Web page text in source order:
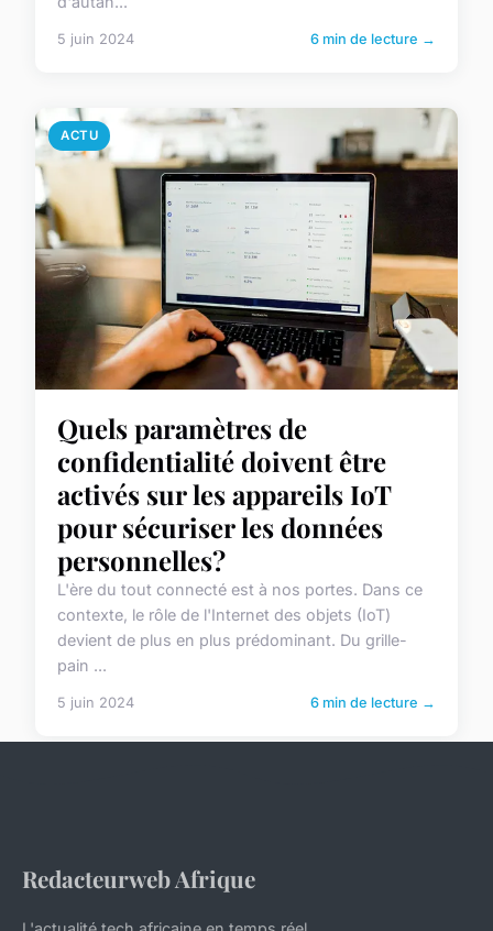
5 juin 2024 6 min de lecture →
ACTU
Quels paramètres de
confidentialité doivent être
activés sur les appareils IoT
pour sécuriser les données
personnelles?
L'ère du tout connecté est à nos portes. Dans ce
contexte, le rôle de l'Internet des objets (IoT)
devient de plus en plus prédominant. Du grille-
pain ...
5 juin 2024 6 min de lecture →
Redacteurweb Afrique